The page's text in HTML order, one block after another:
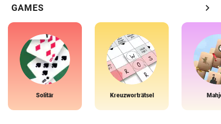
GAMES chevron_right
Solitär Kreuzworträtsel